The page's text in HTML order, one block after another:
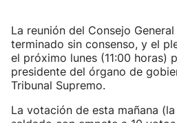
La reunión del Consejo
terminado sin consenso, y el
el próximo lunes (11:00 horas)
presidente del órgano de
Tribunal Supremo.
La votación de esta mañana